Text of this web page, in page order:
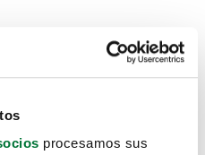
procesamos sus